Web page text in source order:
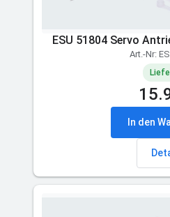
ESU 51804 Servo
Art.-Nr:
In den